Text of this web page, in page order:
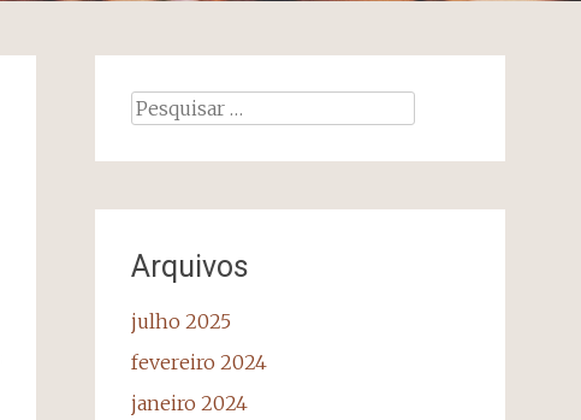
Pesquisar
Arquivos
julho 2025
fevereiro 2024
janeiro 2024